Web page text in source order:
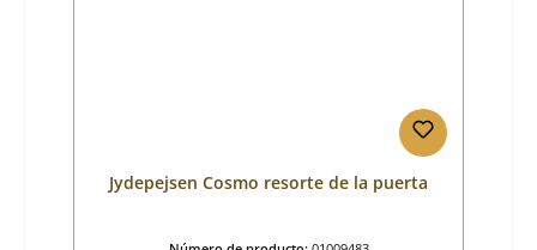
Jydepejsen Cosmo resorte de la puerta